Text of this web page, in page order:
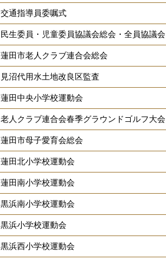
交通指導員委嘱式
民生委員・児童委員協議会総会・全員協議会
蓮田市老人クラブ連合会総会
見沼代用水土地改良区監査
蓮田中央小学校運動会
老人クラブ連合会春季グラウンドゴルフ大会
蓮田市母子愛育会総会
蓮田北小学校運動会
蓮田南小学校運動会
黒浜南小学校運動会
黒浜小学校運動会
黒浜西小学校運動会